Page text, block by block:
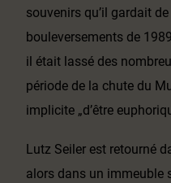
souvenirs qu’il gardait
bouleversements de
il était lassé des
période de la chute du
implicite „d’être
Lutz Seiler est retourné
alors dans un immeuble